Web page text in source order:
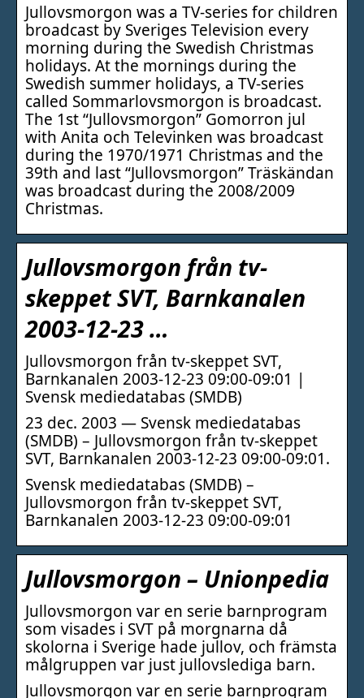
Jullovsmorgon was a TV-series for children
broadcast by Sveriges Television every
morning during the Swedish Christmas
holidays. At the mornings during the
Swedish summer holidays, a TV-series
called Sommarlovsmorgon is broadcast.
The 1st “Jullovsmorgon” Gomorron jul
with Anita och Televinken was broadcast
during the 1970/1971 Christmas and the
39th and last “Jullovsmorgon” Träskändan
was broadcast during the 2008/2009
Christmas.
Jullovsmorgon från tv-
skeppet SVT, Barnkanalen
2003-12-23 …
Jullovsmorgon från tv-skeppet SVT,
Barnkanalen 2003-12-23 09:00-09:01 |
Svensk mediedatabas (SMDB)
23 dec. 2003 — Svensk mediedatabas
(SMDB) – Jullovsmorgon från tv-skeppet
SVT, Barnkanalen 2003-12-23 09:00-09:01.
Svensk mediedatabas (SMDB) –
Jullovsmorgon från tv-skeppet SVT,
Barnkanalen 2003-12-23 09:00-09:01
Jullovsmorgon – Unionpedia
Jullovsmorgon var en serie barnprogram
som visades i SVT på morgnarna då
skolorna i Sverige hade jullov, och främsta
målgruppen var just jullovslediga barn.
Jullovsmorgon var en serie barnprogram